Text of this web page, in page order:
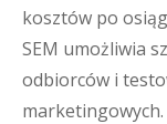
kosztów po
SEM umożliwia
odbiorców i
marketingowych.